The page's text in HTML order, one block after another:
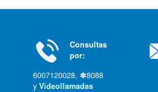
Consultas
por:
6007120028, ✽8088
y Videollamadas